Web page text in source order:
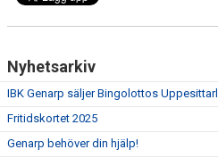
Nyhetsarkiv
IBK Genarp säljer Bingolottos
Fritidskortet 2025
Genarp behöver din hjälp!